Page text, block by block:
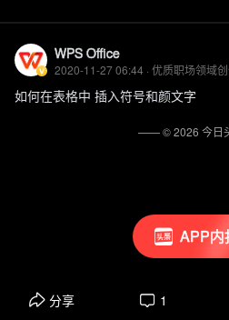
APP内
WPS Office
2020-11-27 06:44 · 优质职场领域
如何在表格中 插入符号和颜文字
分享 1
—— ©2026 今日